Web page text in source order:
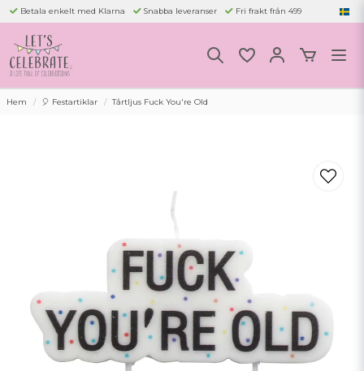
Betala enkelt med Klarna Snabba leveranser Fri frakt från 499
Hem 🎈 Festartiklar Tårtljus Fuck You're Old